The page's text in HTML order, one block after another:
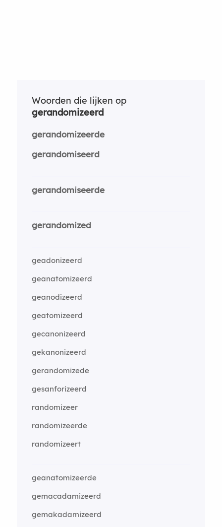
Woorden die lijken op
gerandomizeerd
gerandomizeerde
gerandomiseerd
gerandomiseerde
gerandomized
geadonizeerd
geanatomizeerd
geanodizeerd
geatomizeerd
gecanonizeerd
gekanonizeerd
gerandomizede
gesanforizeerd
randomizeer
randomizeerde
randomizeert
geanatomizeerde
gemacadamizeerd
gemakadamizeerd